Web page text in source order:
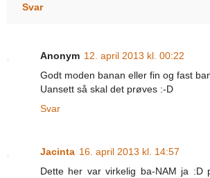
Svar
Anonym 12. april 2013 kl. 00:22
Godt moden banan eller fin og fast
Uansett så skal det prøves :-D
Svar
Jacinta 16. april 2013 kl. 14:57
Dette her var virkelig ba-NAM ja :D